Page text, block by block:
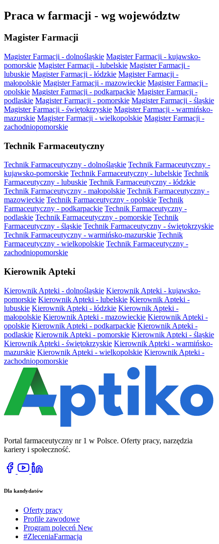
Praca w farmacji - wg województw
Magister Farmacji
Magister Farmacji - dolnośląskie Magister Farmacji - kujawsko-
pomorskie Magister Farmacji - lubelskie Magister Farmacji -
lubuskie Magister Farmacji - łódzkie Magister Farmacji -
małopolskie Magister Farmacji - mazowieckie Magister Farmacji -
opolskie Magister Farmacji - podkarpackie Magister Farmacji -
podlaskie Magister Farmacji - pomorskie Magister Farmacji - śląskie
Magister Farmacji - świętokrzyskie Magister Farmacji - warmińsko-
mazurskie Magister Farmacji - wielkopolskie Magister Farmacji -
zachodniopomorskie
Technik Farmaceutyczny
Technik Farmaceutyczny - dolnośląskie Technik Farmaceutyczny -
kujawsko-pomorskie Technik Farmaceutyczny - lubelskie Technik
Farmaceutyczny - lubuskie Technik Farmaceutyczny - łódzkie
Technik Farmaceutyczny - małopolskie Technik Farmaceutyczny -
mazowieckie Technik Farmaceutyczny - opolskie Technik
Farmaceutyczny - podkarpackie Technik Farmaceutyczny -
podlaskie Technik Farmaceutyczny - pomorskie Technik
Farmaceutyczny - śląskie Technik Farmaceutyczny - świętokrzyskie
Technik Farmaceutyczny - warmińsko-mazurskie Technik
Farmaceutyczny - wielkopolskie Technik Farmaceutyczny -
zachodniopomorskie
Kierownik Apteki
Kierownik Apteki - dolnośląskie Kierownik Apteki - kujawsko-
pomorskie Kierownik Apteki - lubelskie Kierownik Apteki -
lubuskie Kierownik Apteki - łódzkie Kierownik Apteki -
małopolskie Kierownik Apteki - mazowieckie Kierownik Apteki -
opolskie Kierownik Apteki - podkarpackie Kierownik Apteki -
podlaskie Kierownik Apteki - pomorskie Kierownik Apteki - śląskie
Kierownik Apteki - świętokrzyskie Kierownik Apteki - warmińsko-
mazurskie Kierownik Apteki - wielkopolskie Kierownik Apteki -
zachodniopomorskie
Portal farmaceutyczny nr 1 w Polsce. Oferty pracy, narzędzia
kariery i społeczność.
Dla kandydatów
Oferty pracy
Profile zawodowe
Program poleceń New
#ZleceniaFarmacja